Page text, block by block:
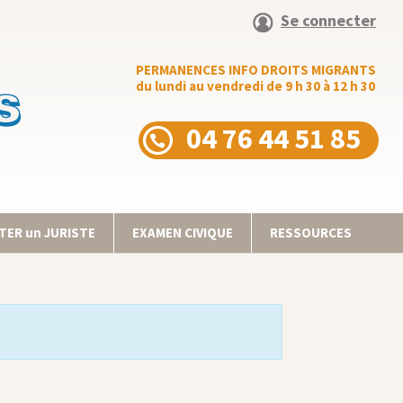
Se connecter
PERMANENCES INFO DROITS MIGRANTS
du lundi au vendredi de 9 h 30 à 12 h 30
04 76 44 51 85
un JURISTE EXAMEN CIVIQUE RESSOURCES